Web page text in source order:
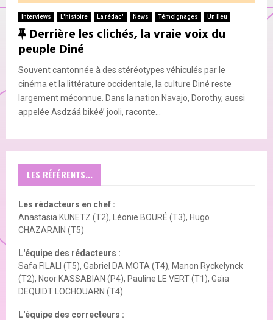
E
N
U
Interviews L'histoire La rédac' News Témoignages Un lieu
F
e
a
t
u
r
d
Derrière les clichés, la vraie voix du
peuple Diné
Souvent cantonnée à des stéréotypes véhiculés par le
cinéma et la littérature occidentale, la culture Diné reste
largement méconnue. Dans la nation Navajo, Dorothy, aussi
appelée Asdzáá bikéé’ jooli, raconte...
LES RÉFÉRENTS...
Les rédacteurs en chef :
Anastasia KUNETZ (T2), Léonie BOURÉ (T3), Hugo
CHAZARAIN (T5)
L'équipe des rédacteurs :
Safa FILALI (T5), Gabriel DA MOTA (T4), Manon Ryckelynck
(T2), Noor KASSABIAN (P4), Pauline LE VERT (T1), Gaïa
DEQUIDT LOCHOUARN (T4)
L'équipe des correcteurs :